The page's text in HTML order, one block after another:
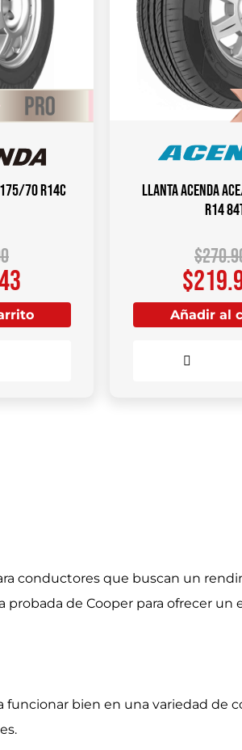
70 R14C
Llanta ACENDA
R14
$
$
Añadir al
conductores que buscan un
probada de Cooper para ofrecer
funcionar bien en una variedad